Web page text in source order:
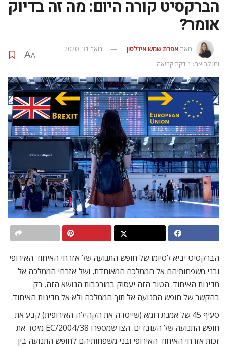
הברקסיט קורה היום: מה זה בדיוק
אומר?
מאתאפרת‭ ‬שמש‭ ‬אידלסון
ינואר 31, 2020
זמן קריאה: 1 דקת קריאה
A
A
הברקסיט יביא לסיומו של חופש התנועה של אזרחי האיחוד האירופי
ובני משפחותיהם אל הממלכה המאוחדת, ושל אזרחי הממלכה אל
מדינות האיחוד. הטור הזה יעסוק במורכבות הנושא הזה, רק
בהקשר של חופש התנועה אל תוך הממלכה ולא אל מדינות האיחוד.
סעיף 45 של אמנת רומא (שייסדה את הקהילה האירופית) קבע את
חופש התנועה של העובדים. הצו שמספרו 2004/38/EC מיסד את
זכות אזרחי האיחוד האירופי ובני משפחותיהם לחופש התנועה בין